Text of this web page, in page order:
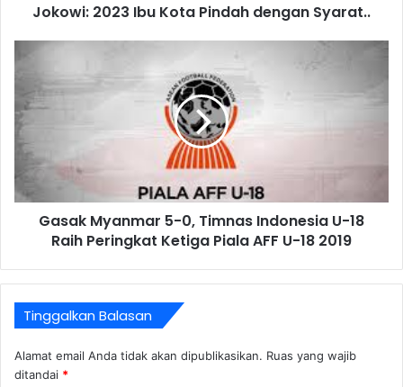
Jokowi: 2023 Ibu Kota Pindah dengan Syarat..
Gasak Myanmar 5-0, Timnas Indonesia U-18
Raih Peringkat Ketiga Piala AFF U-18 2019
Tinggalkan Balasan
Alamat email Anda tidak akan dipublikasikan. Ruas yang wajib
ditandai *